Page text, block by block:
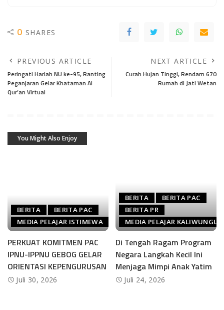
0 SHARES
PREVIOUS ARTICLE
Peringati Harlah NU ke-95, Ranting
Peganjaran Gelar Khataman Al
Qur’an Virtual
NEXT ARTICLE
Curah Hujan Tinggi, Rendam 670
Rumah di Jati Wetan
You Might Also Enjoy
BERITA
BERITA PAC
MEDIA PELAJAR ISTIMEWA
PERKUAT KOMITMEN PAC
IPNU-IPPNU GEBOG GELAR
ORIENTASI KEPENGURUSAN
Juli 30, 2026
BERITA
BERITA PAC
BERITA PR
MEDIA PELAJAR KALIWUNGU
Di Tengah Ragam Program
Negara Langkah Kecil Ini
Menjaga Mimpi Anak Yatim
Juli 24, 2026